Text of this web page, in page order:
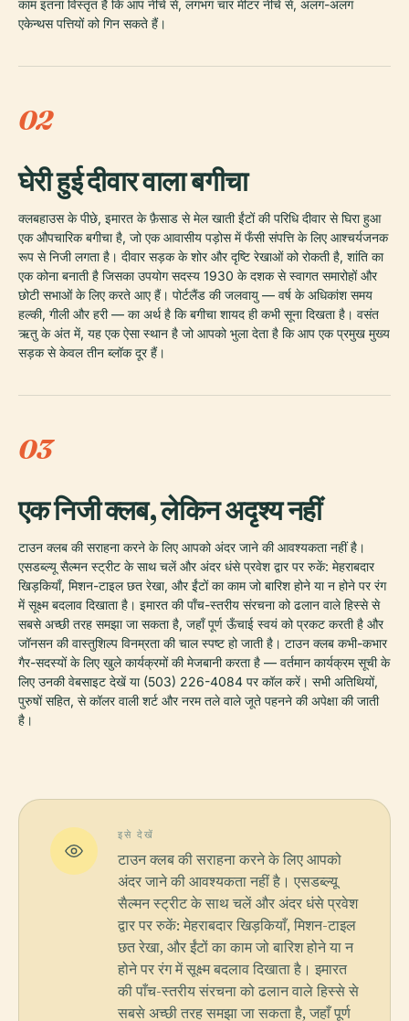
काम इतना विस्तृत है कि आप नीचे से, लगभग चार मीटर नीचे से, अलग-अलग
एकेन्थस पत्तियों को गिन सकते हैं।
02
घेरी हुई दीवार वाला बगीचा
क्लबहाउस के पीछे, इमारत के फ़ैसाड से मेल खाती ईंटों की परिधि दीवार से घिरा हुआ
एक औपचारिक बगीचा है, जो एक आवासीय पड़ोस में फँसी संपत्ति के लिए आश्चर्यजनक
रूप से निजी लगता है। दीवार सड़क के शोर और दृष्टि रेखाओं को रोकती है, शांति का
एक कोना बनाती है जिसका उपयोग सदस्य 1930 के दशक से स्वागत समारोहों और
छोटी सभाओं के लिए करते आए हैं। पोर्टलैंड की जलवायु — वर्ष के अधिकांश समय
हल्की, गीली और हरी — का अर्थ है कि बगीचा शायद ही कभी सूना दिखता है। वसंत
ऋतु के अंत में, यह एक ऐसा स्थान है जो आपको भुला देता है कि आप एक प्रमुख मुख्य
सड़क से केवल तीन ब्लॉक दूर हैं।
03
एक निजी क्लब, लेकिन अदृश्य नहीं
टाउन क्लब की सराहना करने के लिए आपको अंदर जाने की आवश्यकता नहीं है।
एसडब्ल्यू सैल्मन स्ट्रीट के साथ चलें और अंदर धंसे प्रवेश द्वार पर रुकें: मेहराबदार
खिड़कियाँ, मिशन-टाइल छत रेखा, और ईंटों का काम जो बारिश होने या न होने पर रंग
में सूक्ष्म बदलाव दिखाता है। इमारत की पाँच-स्तरीय संरचना को ढलान वाले हिस्से से
सबसे अच्छी तरह समझा जा सकता है, जहाँ पूर्ण ऊँचाई स्वयं को प्रकट करती है और
जॉनसन की वास्तुशिल्प विनम्रता की चाल स्पष्ट हो जाती है। टाउन क्लब कभी-कभार
गैर-सदस्यों के लिए खुले कार्यक्रमों की मेजबानी करता है — वर्तमान कार्यक्रम सूची के
लिए उनकी वेबसाइट देखें या (503) 226-4084 पर कॉल करें। सभी अतिथियों,
पुरुषों सहित, से कॉलर वाली शर्ट और नरम तले वाले जूते पहनने की अपेक्षा की जाती
है।
इसे देखें
टाउन क्लब की सराहना करने के लिए आपको
अंदर जाने की आवश्यकता नहीं है। एसडब्ल्यू
सैल्मन स्ट्रीट के साथ चलें और अंदर धंसे प्रवेश
द्वार पर रुकें: मेहराबदार खिड़कियाँ, मिशन-टाइल
छत रेखा, और ईंटों का काम जो बारिश होने या न
होने पर रंग में सूक्ष्म बदलाव दिखाता है। इमारत
की पाँच-स्तरीय संरचना को ढलान वाले हिस्से से
सबसे अच्छी तरह समझा जा सकता है, जहाँ पूर्ण